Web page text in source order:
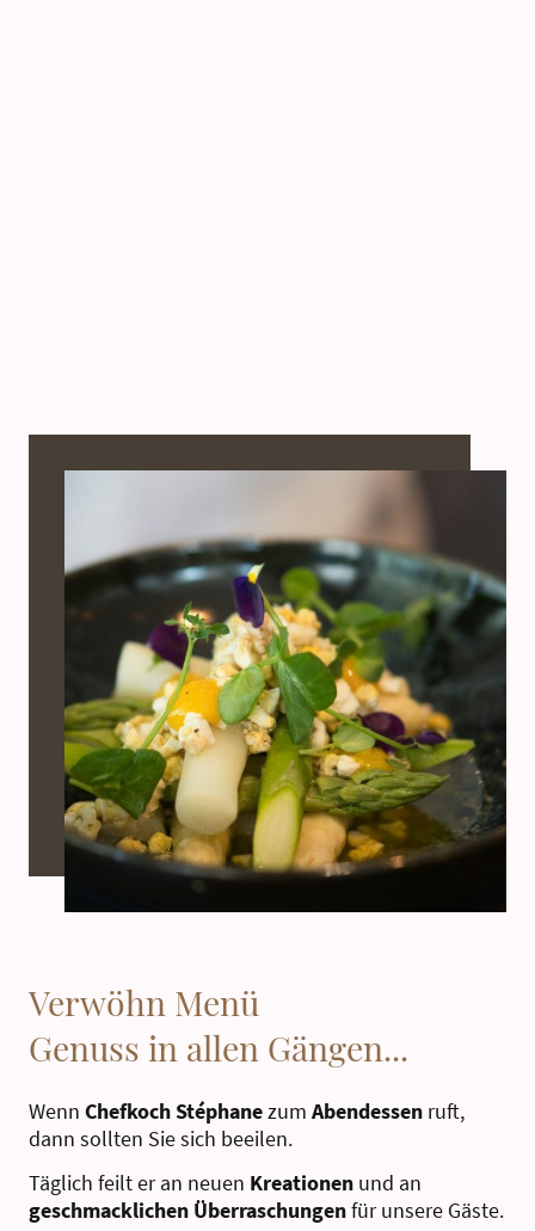
Verwöhn Menü
Genuss in allen Gängen...
Wenn Chefkoch Stéphanezum Abendessen ruft,
dann sollten Sie sich beeilen.
Täglich feilt er an neuen Kreationen und an
geschmacklichen Überraschungenfür unsere Gäste.